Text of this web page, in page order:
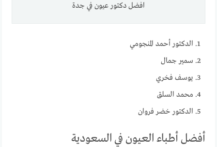
افضل دكتور عيون في جدة
الدكتور أحمد المنجومي
سمير جمال
يوسف فخري
محمد السلق
الدكتور خضر فروان
أفضل أطباء العيون في السعودية